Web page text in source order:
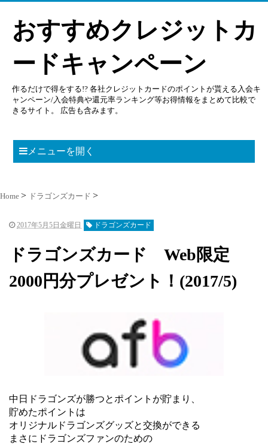
おすすめクレジットカ
ードキャンペーン
作るだけで得をする!? 各社クレジットカードのポイントが貰える入会キ
ャンペーン/入会特典や還元率ランキング等お得情報をまとめて比較で
きるサイト。 広告も含みます。
メニューを開く
Home ドラゴンズカード
2017年5月5日金曜日 ドラゴンズカード
ドラゴンズカード Web限定
2000円分プレゼント！(2017/5)
中日ドラゴンズが勝つとポイントが貯まり、
貯めたポイントは
オリジナルドラゴンズグッズと交換ができる
まさにドラゴンズファンのための